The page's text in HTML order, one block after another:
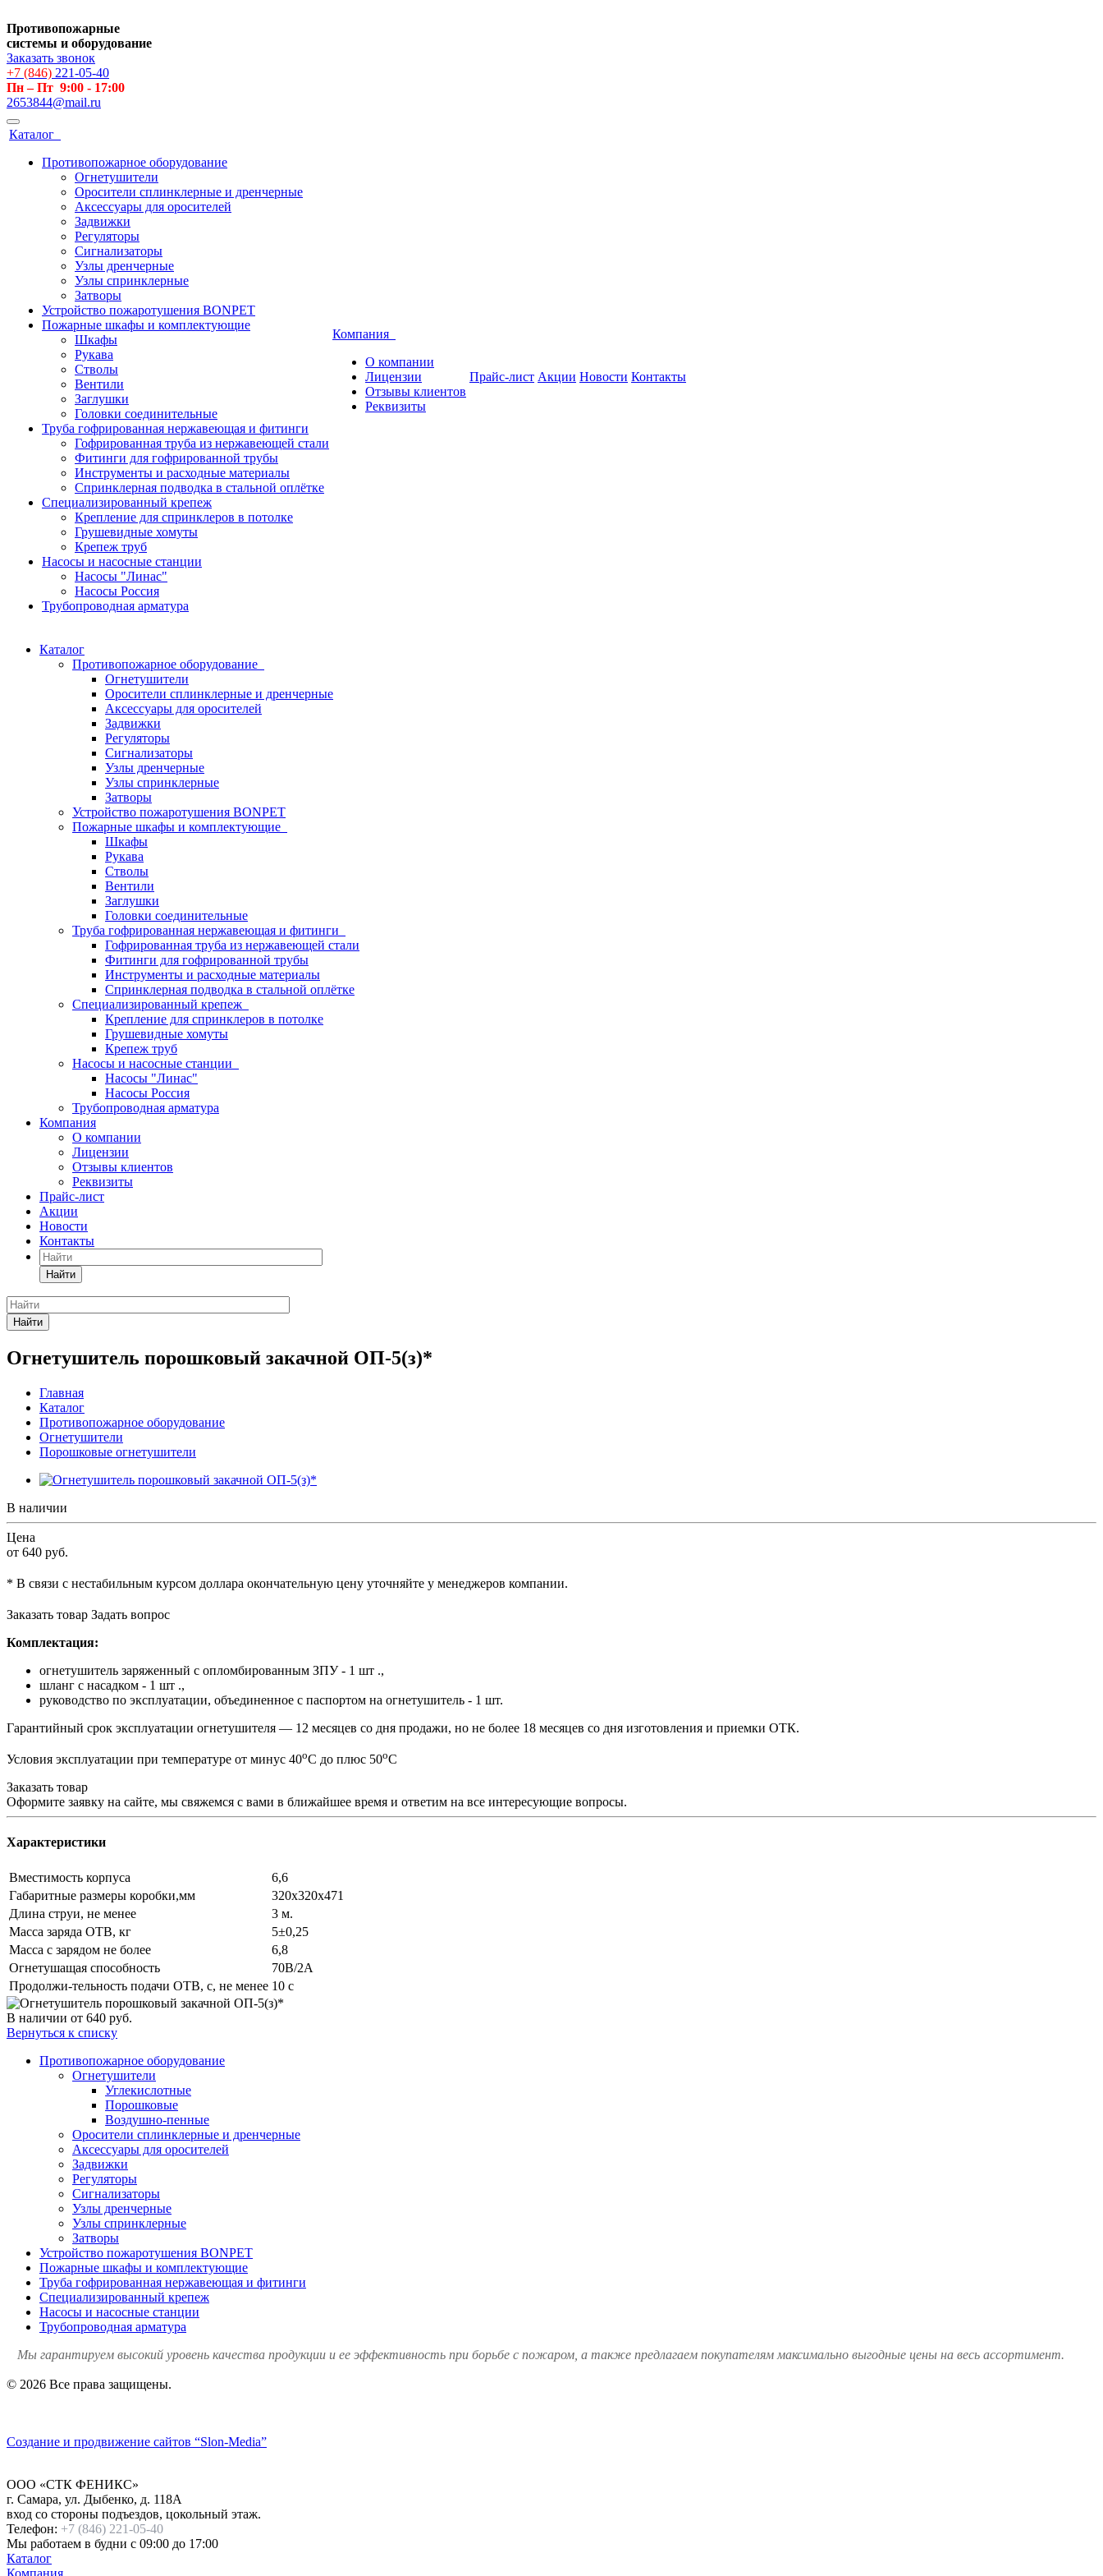
Противопожарные
системы и оборудование
Заказать звонок
+7 (846) 221-05-40
Пн – Пт 9:00 - 17:00
2653844@mail.ru
Каталог
Противопожарное оборудование
Огнетушители
Оросители сплинклерные и дренчерные
Аксессуары для оросителей
Задвижки
Регуляторы
Сигнализаторы
Узлы дренчерные
Узлы спринклерные
Затворы
Устройство пожаротушения BONPET
Пожарные шкафы и комплектующие
Шкафы
Рукава
Стволы
Вентили
Заглушки
Головки соединительные
Труба гофрированная нержавеющая и фитинги
Гофрированная труба из нержавеющей стали
Фитинги для гофрированной трубы
Инструменты и расходные материалы
Спринклерная подводка в стальной оплётке
Специализированный крепеж
Крепление для спринклеров в потолке
Грушевидные хомуты
Крепеж труб
Насосы и насосные станции
Насосы "Линас"
Насосы Россия
Трубопроводная арматура
Компания
О компании
Лицензии
Отзывы клиентов
Реквизиты
Прайс-лист Акции Новости Контакты
Каталог
Противопожарное оборудование
Огнетушители
Оросители сплинклерные и дренчерные
Аксессуары для оросителей
Задвижки
Регуляторы
Сигнализаторы
Узлы дренчерные
Узлы спринклерные
Затворы
Устройство пожаротушения BONPET
Пожарные шкафы и комплектующие
Шкафы
Рукава
Стволы
Вентили
Заглушки
Головки соединительные
Труба гофрированная нержавеющая и фитинги
Гофрированная труба из нержавеющей стали
Фитинги для гофрированной трубы
Инструменты и расходные материалы
Спринклерная подводка в стальной оплётке
Специализированный крепеж
Крепление для спринклеров в потолке
Грушевидные хомуты
Крепеж труб
Насосы и насосные станции
Насосы "Линас"
Насосы Россия
Трубопроводная арматура
Компания
О компании
Лицензии
Отзывы клиентов
Реквизиты
Прайс-лист
Акции
Новости
Контакты
Найти
Найти
Огнетушитель порошковый закачной ОП-5(з)*
Главная
Каталог
Противопожарное оборудование
Огнетушители
Порошковые огнетушители
В наличии
Цена
от 640 руб.
* В связи с нестабильным курсом доллара окончательную цену уточняйте у менеджеров компании.
Заказать товар Задать вопрос
Комплектация:
огнетушитель заряженный с опломбированным ЗПУ - 1 шт .,
шланг с насадком - 1 шт .,
руководство по эксплуатации, объединенное с паспортом на огнетушитель - 1 шт.
Гарантийный срок эксплуатации огнетушителя — 12 месяцев со дня продажи, но не более 18 месяцев со дня изготовления и приемки ОТК.
Условия эксплуатации при температуре от минус 40оС до плюс 50оС
Заказать товар
Оформите заявку на сайте, мы свяжемся с вами в ближайшее время и ответим на все интересующие вопросы.
Характеристики
Вместимость корпуса
6,6
Габаритные размеры коробки,мм
320х320х471
Длина струи, не менее
3 м.
Масса заряда ОТВ, кг
5±0,25
Масса с зарядом не более
6,8
Огнетушащая способность
70В/2А
Продолжи-тельность подачи ОТВ, с, не менее 10 c
В наличии от 640 руб.
Вернуться к списку
Противопожарное оборудование
Огнетушители
Углекислотные
Порошковые
Воздушно-пенные
Оросители сплинклерные и дренчерные
Аксессуары для оросителей
Задвижки
Регуляторы
Сигнализаторы
Узлы дренчерные
Узлы спринклерные
Затворы
Устройство пожаротушения BONPET
Пожарные шкафы и комплектующие
Труба гофрированная нержавеющая и фитинги
Специализированный крепеж
Насосы и насосные станции
Трубопроводная арматура
Мы гарантируем высокий уровень качества продукции и ее эффективность при борьбе с пожаром, а также предлагаем покупателям максимально выгодные цены на весь ассортимент.
© 2026 Все права защищены.
Создание и продвижение сайтов “Slon-Media”
ООО «СТК ФЕНИКС»
г. Самара, ул. Дыбенко, д. 118А
вход со стороны подъездов, цокольный этаж.
Телефон: +7 (846) 221-05-40
Мы работаем в будни с 09:00 до 17:00
Каталог
Компания